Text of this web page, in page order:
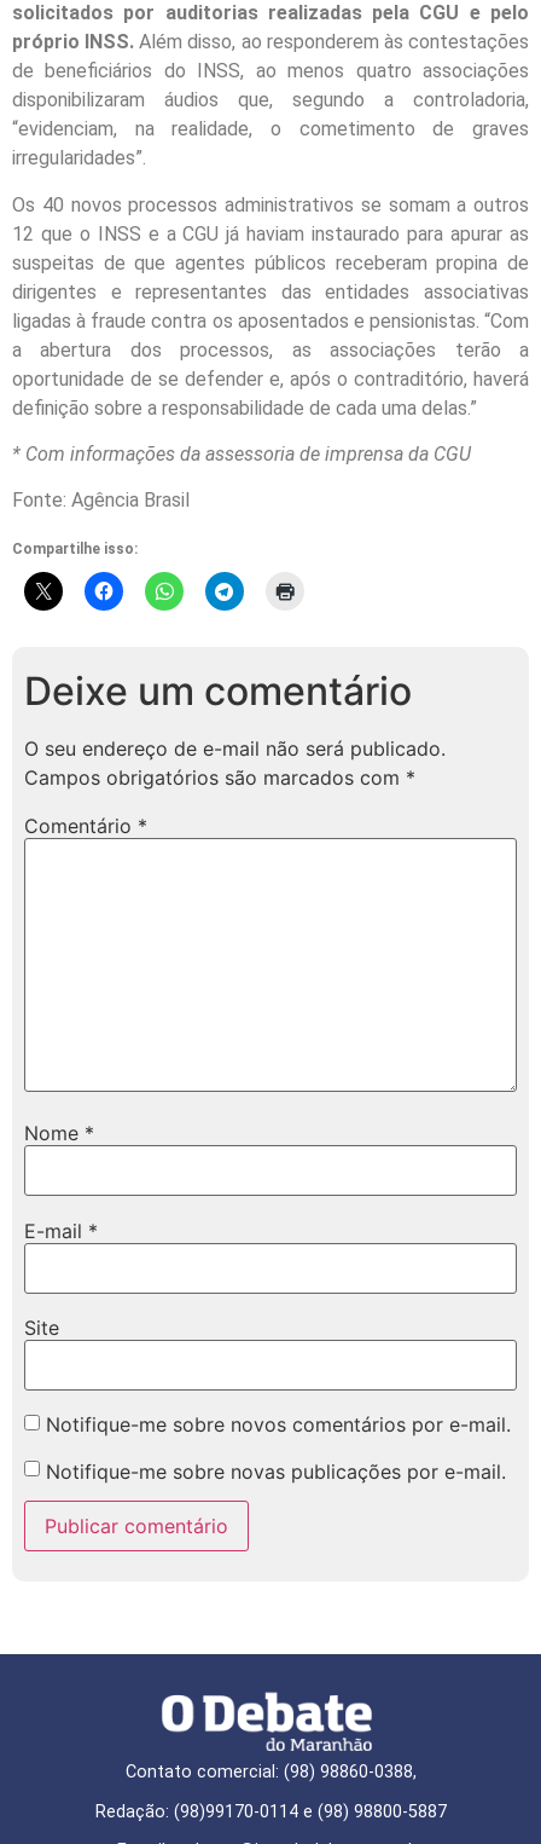
solicitados por auditorias realizadas pela CGU e pelo
próprio INSS. Além disso, ao responderem às contestações
de beneficiários do INSS, ao menos quatro associações
disponibilizaram áudios que, segundo a controladoria,
“evidenciam, na realidade, o cometimento de graves
irregularidades”.
Os 40 novos processos administrativos se somam a outros
12 que o INSS e a CGU já haviam instaurado para apurar as
suspeitas de que agentes públicos receberam propina de
dirigentes e representantes das entidades associativas
ligadas à fraude contra os aposentados e pensionistas. “Com
a abertura dos processos, as associações terão a
oportunidade de se defender e, após o contraditório, haverá
definição sobre a responsabilidade de cada uma delas.”
* Com informações da assessoria de imprensa da CGU
Fonte: Agência Brasil
Compartilhe isso:
Deixe um comentário
O seu endereço de e-mail não será publicado.
Campos obrigatórios são marcados com *
Comentário *
Nome *
E-mail *
Site
Notifique-me sobre novos comentários por e-mail.
Notifique-me sobre novas publicações por e-mail.
Contato comercial: (98) 98860-0388,
Redação: (98)99170-0114 e (98) 98800-5887